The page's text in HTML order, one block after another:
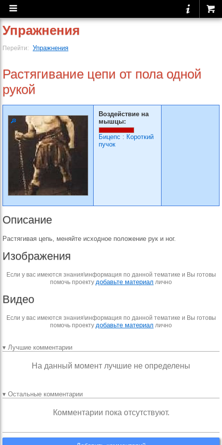
Упражнения
Перейти: Упражнения
Растягивание цепи от по­ла одной
рукой
Воздействие на
мышцы:
Бицепс : Короткий
пучок
Описание
Растягивая цепь, меняйте исходное положение рук и ног.
Изображения
Если у вас имеются знания\информация по данной тематике и Вы готовы
помочь проекту добавьте материал лично
Видео
Если у вас имеются знания\информация по данной тематике и Вы готовы
помочь проекту добавьте материал лично
▾ Лучшие комментарии
На данный момент лучшие не определены
▾ Остальные комментарии
Комментарии пока отсутствуют.